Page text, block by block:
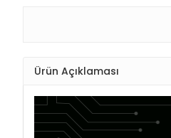
Ürün Açıklaması